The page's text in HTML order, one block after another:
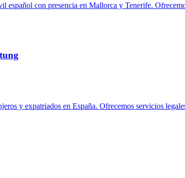
español con presencia en Mallorca y Tenerife.
y expatriados en España. Ofrecemos servicios